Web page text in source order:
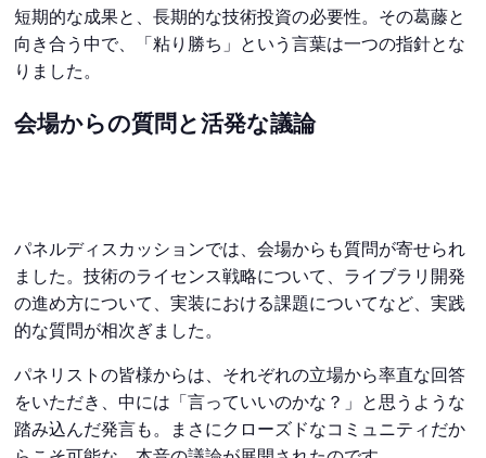
短期的な成果と、長期的な技術投資の必要性。その葛藤と
向き合う中で、「粘り勝ち」という言葉は一つの指針とな
りました。
会場からの質問と活発な議論
パネルディスカッションでは、会場からも質問が寄せられ
ました。技術のライセンス戦略について、ライブラリ開発
の進め方について、実装における課題についてなど、実践
的な質問が相次ぎました。
パネリストの皆様からは、それぞれの立場から率直な回答
をいただき、中には「言っていいのかな？」と思うような
踏み込んだ発言も。まさにクローズドなコミュニティだか